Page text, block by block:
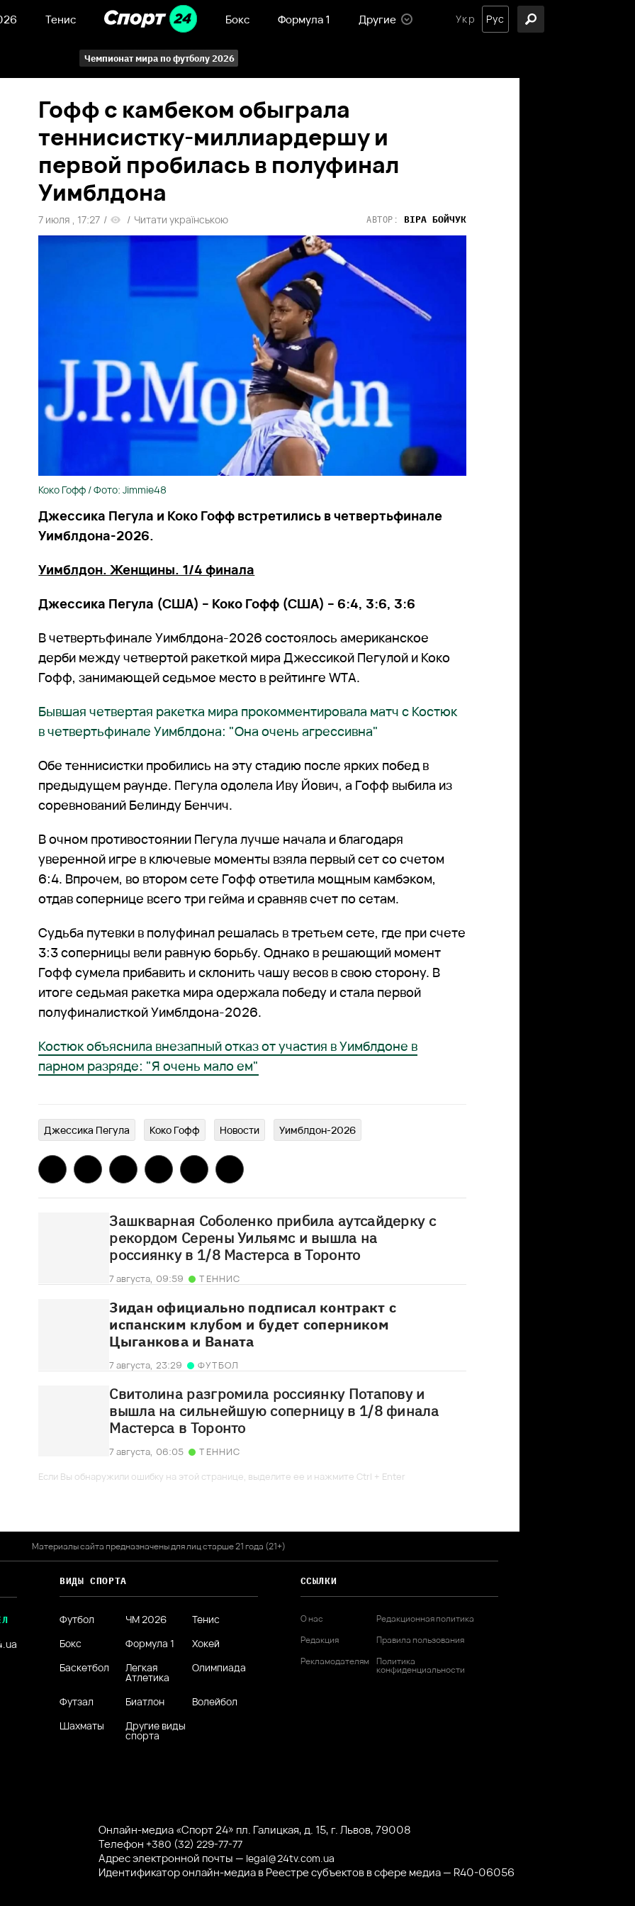
Тенис Бокс Формула 1 Другие Укр Рус
Чемпионат мира по футболу 2026
Гофф с камбеком обыграла
теннисистку-миллиардершу и
первой пробилась в полуфинал
Уимблдона
7 июля , 17:27 / / Читати українською АВТОР: ВІРА БОЙЧУК
Коко Гофф / Фото: Jimmie48
Джессика Пегула и Коко Гофф встретились в четвертьфинале
Уимблдона-2026.
Уимблдон. Женщины. 1/4 финала
Джессика Пегула (США) – Коко Гофф (США) – 6:4, 3:6, 3:6
В четвертьфинале Уимблдона-2026 состоялось американское
дерби между четвертой ракеткой мира Джессикой Пегулой и Коко
Гофф, занимающей седьмое место в рейтинге WTA.
Бывшая четвертая ракетка мира прокомментировала матч с Костюк
в четвертьфинале Уимблдона: "Она очень агрессивна"
Обе теннисистки пробились на эту стадию после ярких побед в
предыдущем раунде. Пегула одолела Иву Йович, а Гофф выбила из
соревнований Белинду Бенчич.
В очном противостоянии Пегула лучше начала и благодаря
уверенной игре в ключевые моменты взяла первый сет со счетом
6:4. Впрочем, во втором сете Гофф ответила мощным камбэком,
отдав сопернице всего три гейма и сравняв счет по сетам.
Судьба путевки в полуфинал решалась в третьем сете, где при счете
3:3 соперницы вели равную борьбу. Однако в решающий момент
Гофф сумела прибавить и склонить чашу весов в свою сторону. В
итоге седьмая ракетка мира одержала победу и стала первой
полуфиналисткой Уимблдона-2026.
Костюк объяснила внезапный отказ от участия в Уимблдоне в
парном разряде: "Я очень мало ем"
Джессика Пегула Коко Гофф Новости Уимблдон-2026
Зашкварная Соболенко прибила аутсайдерку с
рекордом Серены Уильямс и вышла на
россиянку в 1/8 Мастерса в Торонто
7 августа, 09:59 ТЕННИС
Зидан официально подписал контракт с
испанским клубом и будет соперником
Цыганкова и Ваната
7 августа, 23:29 ФУТБОЛ
Свитолина разгромила россиянку Потапову и
вышла на сильнейшую соперницу в 1/8 финала
Мастерса в Торонто
7 августа, 06:05
ТЕННИС
Если Вы обнаружили ошибку на этой странице, выделите ее и нажмите Ctrl + Enter
Материалы сайта предназначены для лиц старше 21 года (21+)
ВИДЫ СПОРТА
Футбол ЧМ 2026
Тенис
Бокс
Формула 1
Хокей
Баскетбол
Легкая
Атлетика
Олимпиада
Футзал Биатлон
Волейбол
Шахматы
Другие виды
спорта
ССЫЛКИ
О нас
Редакция
Рекламодателям
Редакционная политика
Правила пользования
Политика
конфиденциальности
Онлайн-медиа «Спорт 24» пл. Галицкая, д. 15, г. Львов, 79008
Телефон+380 (32) 229-77-77
Адрес электронной почты — legal@24tv.com.ua
Идентификатор онлайн-медиа в Реестре субъектов в сфере медиа — R40-06056